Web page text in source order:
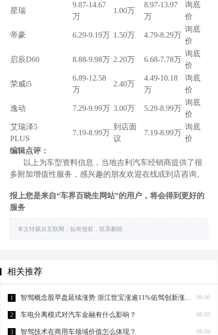
星瑞
9.87-14.67
万
1.00万
8.97-13.97
万
询底
价
帝豪 6.29-9.19万 1.50万 4.79-8.29万
询底
价
启辰D60 8.88-9.98万 2.20万 6.68-7.78万
询底
价
荣威i5
6.89-12.58
万
2.40万
4.49-10.18
万
询底
价
逸动 7.29-9.99万 3.00万 5.29-8.99万
询底
价
艾瑞泽5
PLUS
7.19-8.99万
到店面
议
7.19-8.99万
询底
价
编辑点评：
以上为车型资料信息，当地吉利汽车经销商提供了很
多附加增值性服务，感兴趣的朋友欢迎在线或到店咨询。
报上您是来自“车界百晓生网站”的用户，将会得到更好的
服务
本文转载自互联网，如有侵权，联系删除
相关推荐
08-06
1 智驾概念股早盘延续涨势 浙江世宝涨逾11%佑驾创新涨逾10%
08-05
2 车电分离模式对汽车金融有什么影响？
08-04
3 智驾技术在商用车领域价值怎么体现？